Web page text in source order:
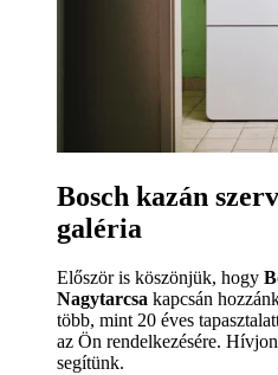
Bosch kazán
galéria
Először is köszönjük, hogy
Nagytarcsa kapcsán
több, mint 20 éves
az Ön rendelkezésére.
segítünk.